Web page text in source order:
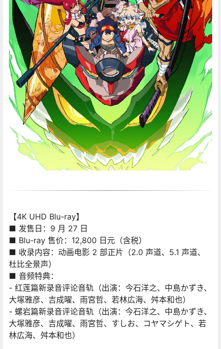
【4K UHD Blu-ray】
■ 发售日：9 月 27 日
■ Blu-ray 售价：12,800 日元（含税）
■ 收录内容：动画电影 2 部正片（2.0 声道、5.1 声道、
杜比全景声）
■ 音频特典：
- 红莲篇新录音评论音轨（出演：今石洋之、中島かずき、
大塚雅彦、吉成曜、雨宮哲、若林広海、舛本和也）
- 螺岩篇新录音评论音轨（出演：今石洋之、中島かずき、
大塚雅彦、吉成曜、雨宮哲、すしお、コヤマシゲト、若
林広海、舛本和也）